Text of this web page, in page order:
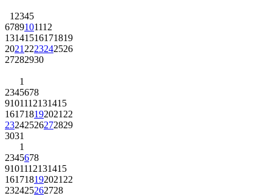
1 2345
6789101112
13141516171819
2021 2223242526
27282930
1
2345678
9101112131415
161718192021 22
23242526272829
3031
1
2345678
9101112131415
161718192021 22
232425262728